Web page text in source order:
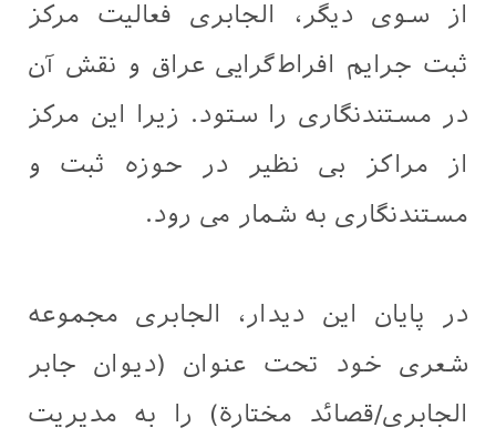
از سوی دیگر، الجابری فعالیت مرکز
ثبت جرایم افراط‌گرایی عراق و نقش آن
در مستندنگاری را ستود. زیرا این مرکز
از مراکز بی نظیر در حوزه ثبت و
مستندنگاری به شمار می رود.
در پایان این دیدار، الجابری مجموعه
شعری خود تحت عنوان (دیوان جابر
الجابری/قصائد مختارة) را به مدیریت